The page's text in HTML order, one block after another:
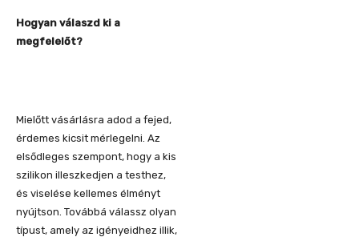
Hogyan válaszd ki a
megfelelőt?
Mielőtt vásárlásra adod a fejed,
érdemes kicsit mérlegelni. Az
elsődleges szempont, hogy a kis
szilikon illeszkedjen a testhez,
és viselése kellemes élményt
nyújtson. Továbbá válassz olyan
típust, amely az igényeidhez illik,